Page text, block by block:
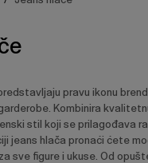
pravu ikonu
Kombinira
stil koji se prilagođava
jeans hlača pronaći ćete
sve figure i ukuse. Od